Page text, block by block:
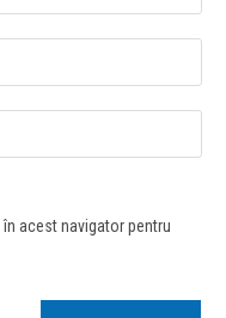
acest navigator pentru